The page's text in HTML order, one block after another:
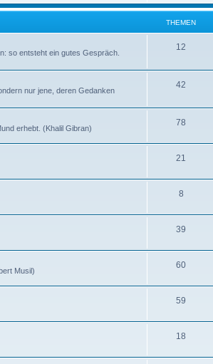
e
e
THEMEN
so entsteht ein gutes Gespräch.
12
nur jene, deren Gedanken
42
n
erhebt. (Khalil Gibran)
78
m
n
21
m
n
8T
e
m
e
n
39
e
m
n
Musil)
60T
m
n
59
m
18